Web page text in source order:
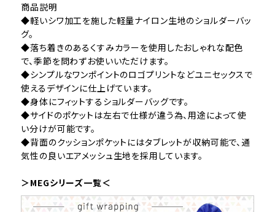
商品説明
◆軽いシワ加工を施した軽量ナイロン生地のショルダーバッ
グ。
◆落ち着きのあるくすみカラーを使用したおしゃれな配色
で、季節を問わずお使いいただけます。
◆シンプルなワンポイントのロゴプリントなどユニセックスで
使えるデザインに仕上げています。
◆身体にフィットするショルダーバッグです。
◆サイドのポケットは左右で仕様が違う為、用途によって使
い分けが可能です。
◆背面のクッションポケットにはタブレットが収納可能で、通
気性の良いエアメッシュ生地を採用しています。
＞MEGシリーズ一覧＜